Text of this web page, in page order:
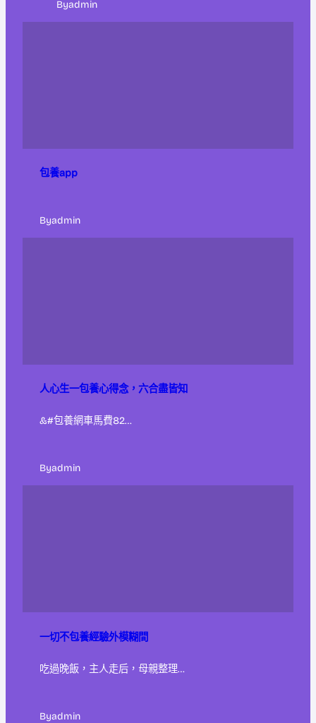
Byadmin
包養app
Byadmin
人心生一包養心得念，六合盡皆知
&#包養網車馬費82…
Byadmin
一切不包養經驗外模糊間
吃過晚飯，主人走后，母親整理…
Byadmin